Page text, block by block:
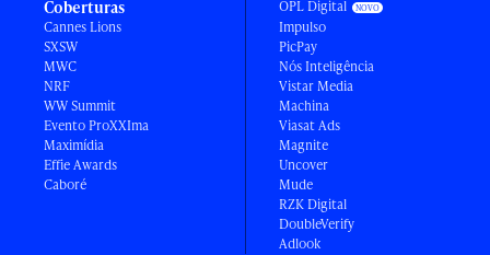
Coberturas
Cannes Lions
SXSW
MWC
NRF
WW Summit
Evento ProXXIma
Maximídia
Effie Awards
Caboré
OPL Digital
Impulso
PicPay
Nós Inteligência
Vistar Media
Machina
Viasat Ads
Magnite
Uncover
Mude
RZK Digital
DoubleVerify
Adlook